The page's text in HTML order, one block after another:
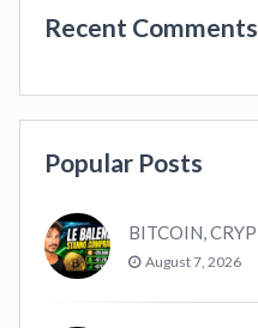
Recent Comments
Popular Posts
August 7, 2026